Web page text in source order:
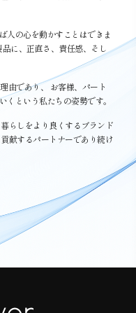
人の心を動かすことはできま
に、正直さ、責任感、そし
由であり、 お客様、パート
という私たちの姿勢です。
らしをより良くするブランド
献するパートナーであり続け